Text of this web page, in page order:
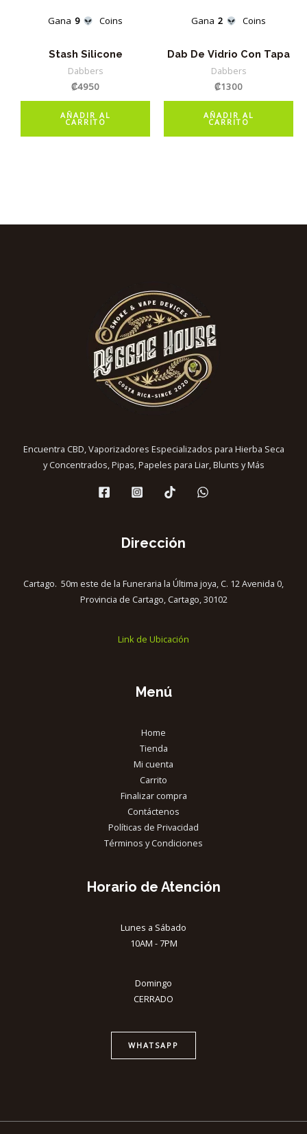
Gana 9 Coins
Stash Silicone
Dabbers
₡4950
AÑADIR AL
CARRITO
Gana 2 Coins
Dab De Vidrio Con Tapa
Dabbers
₡1300
AÑADIR AL
CARRITO
Encuentra CBD, Vaporizadores Especializados para Hierba Seca
y Concentrados, Pipas, Papeles para Liar, Blunts y Más
Dirección
Cartago. 50m este de la Funeraria la Última joya, C. 12 Avenida 0,
Provincia de Cartago, Cartago, 30102
Link de Ubicación
Menú
Home
Tienda
Mi cuenta
Carrito
Finalizar compra
Contáctenos
Políticas de Privacidad
Términos y Condiciones
Horario de Atención
Lunes a Sábado
10AM - 7PM
Domingo
CERRADO
WHATSAPP